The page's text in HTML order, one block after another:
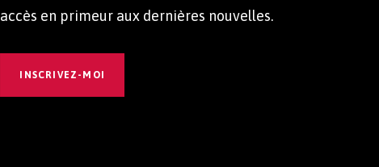
accès en primeur aux dernières nouvelles.
INSCRIVEZ-MOI